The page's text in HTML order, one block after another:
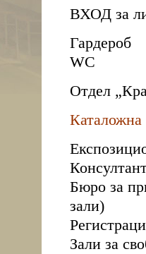
ВХОД за
Гардероб
WC
Отдел
Каталожна
Бюро за
зали)
Зали за